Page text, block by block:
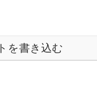
を書き込む